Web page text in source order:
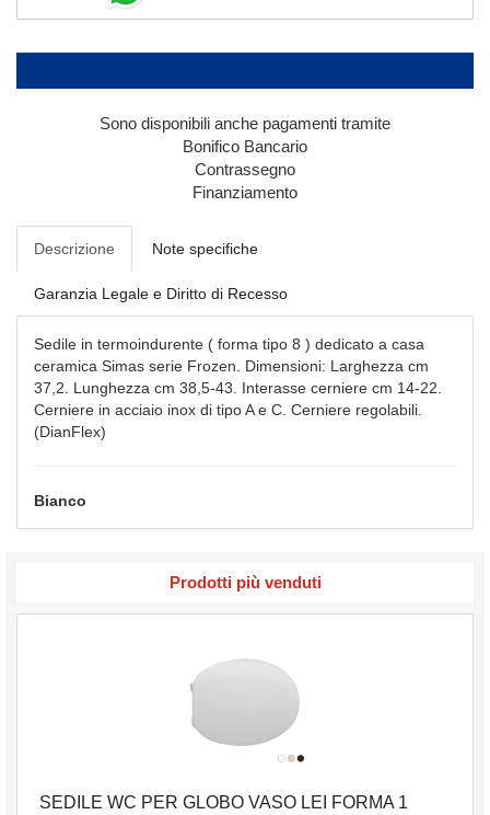
Sono disponibili anche pagamenti tramite
Bonifico Bancario
Contrassegno
Finanziamento
Descrizione Note specifiche
Garanzia Legale e Diritto di Recesso
Sedile in termoindurente ( forma tipo 8 ) dedicato a casa
ceramica Simas serie Frozen. Dimensioni: Larghezza cm
37,2. Lunghezza cm 38,5-43. Interasse cerniere cm 14-22.
Cerniere in acciaio inox di tipo A e C. Cerniere regolabili.
(DianFlex)
Bianco
Prodotti più venduti
SEDILE WC PER GLOBO VASO LEI FORMA 1